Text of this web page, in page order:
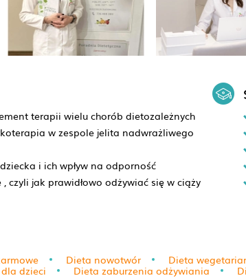
terapii wielu chorób dietozależnych
w zespole jelita nadwrażliwego
i ich wpływ na odporność
czyli jak prawidłowo odżywiać się w ciąży
Dieta nowotwór Dieta
dzieci Dieta zaburzenia odżywiania